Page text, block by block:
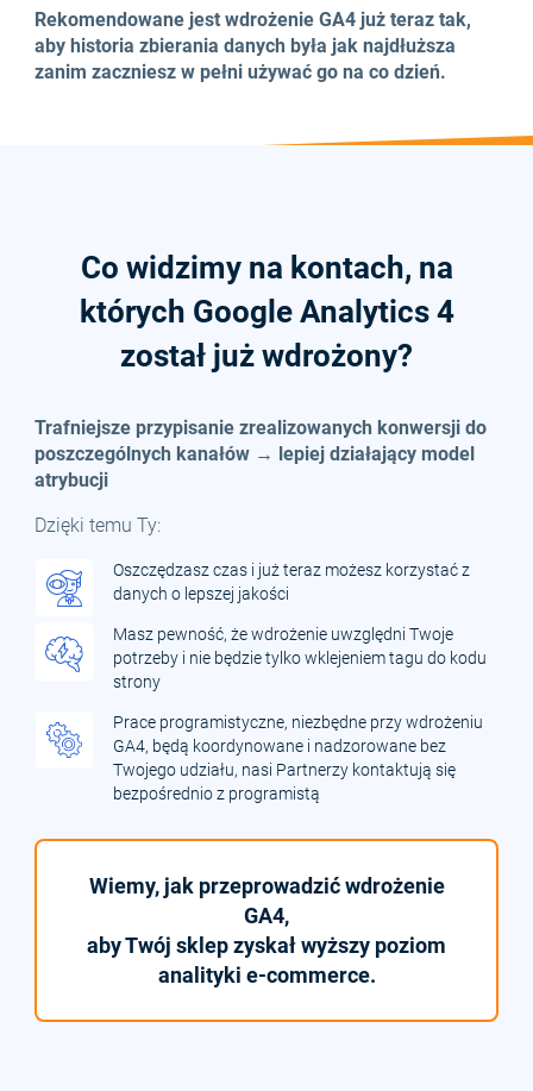
Rekomendowane jest wdrożenie GA4 już teraz tak,
aby historia zbierania danych była jak najdłuższa
zanim zaczniesz w pełni używać go na co dzień.
Co widzimy na kontach, na
których Google Analytics 4
został już wdrożony?
Trafniejsze przypisanie zrealizowanych konwersji do
poszczególnych kanałów → lepiej działający model
atrybucji
Dzięki temu Ty:
Oszczędzasz czas i już teraz możesz korzystać z
danych o lepszej jakości
Masz pewność, że wdrożenie uwzględni Twoje
potrzeby i nie będzie tylko wklejeniem tagu do kodu
strony
Prace programistyczne, niezbędne przy wdrożeniu
GA4, będą koordynowane i nadzorowane bez
Twojego udziału, nasi Partnerzy kontaktują się
bezpośrednio z programistą
Wiemy, jak przeprowadzić wdrożenie
GA4,
aby Twój sklep zyskał wyższy poziom
analityki e-commerce.